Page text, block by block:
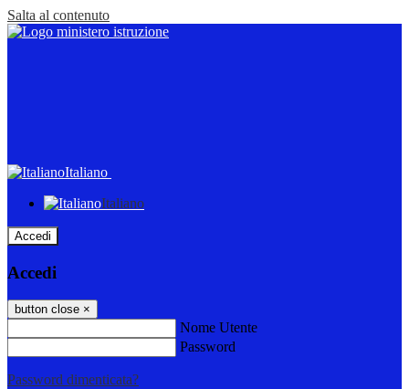
Salta al contenuto
Italiano
Italiano
Accedi
Accedi
button close ×
Nome Utente
Password
Password dimenticata?